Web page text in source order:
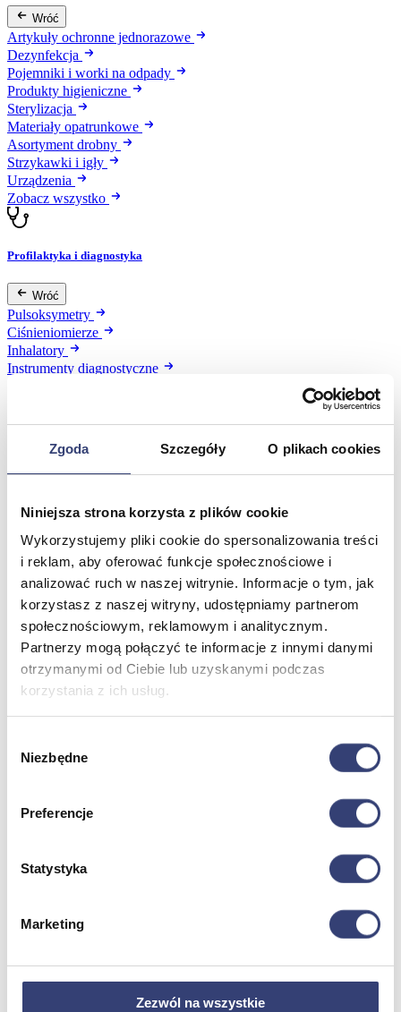
Zgoda Szczegóły O plikach cookies
Niniejsza strona korzysta z plików cookie
Wykorzystujemy pliki cookie do spersonalizowania treści
i reklam, aby oferować funkcje społecznościowe i
analizować ruch w naszej witrynie. Informacje o tym, jak
korzystasz z naszej witryny, udostępniamy partnerom
społecznościowym, reklamowym i analitycznym.
Partnerzy mogą połączyć te informacje z innymi danymi
otrzymanymi od Ciebie lub uzyskanymi podczas
korzystania z ich usług.
zgody
Niezbędne
Preferencje
Statystyka
Marketing
Zezwól na wszystkie
Wróć
Artykuły ochronne jednorazowe
Dezynfekcja
Pojemniki i worki na odpady
Produkty higieniczne
Sterylizacja
Materiały opatrunkowe
Asortyment drobny
Strzykawki i igły
Urządzenia
Zobacz wszystko
Profilaktyka i diagnostyka
Wróć
Pulsoksymetry
Ciśnieniomierze
Inhalatory
Instrumenty diagnostyczne
Termometry
Wróć
Kozetki
Pielęgnacja mebli
Taborety i krzesła
Stoły
Parawany
Fotele
Zobacz wszystko
Spa & Wellness
Wróć
Zdrowie i uroda
Wróć
Zobacz wszystko